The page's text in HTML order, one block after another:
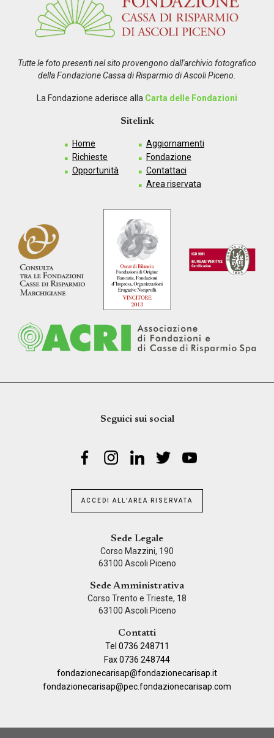
Tutte le foto presenti nel sito provengono dall'archivio fotografico
della Fondazione Cassa di Risparmio di Ascoli Piceno.
La Fondazione aderisce alla Carta delle Fondazioni
Sitelink
Home
Richieste
Opportunità
Aggiornamenti
Fondazione
Contattaci
Area riservata
Seguici sui social
ACCEDI ALL'AREA RISERVATA
Sede Legale
Corso Mazzini, 190
63100 Ascoli Piceno
Sede Amministrativa
Corso Trento e Trieste, 18
63100 Ascoli Piceno
Contatti
Tel 0736 248711
Fax 0736 248744
fondazionecarisap@fondazionecarisap.it
fondazionecarisap@pec.fondazionecarisap.com